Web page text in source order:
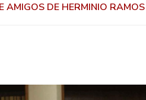
AMIGOS DE HERMINIO RAMOS